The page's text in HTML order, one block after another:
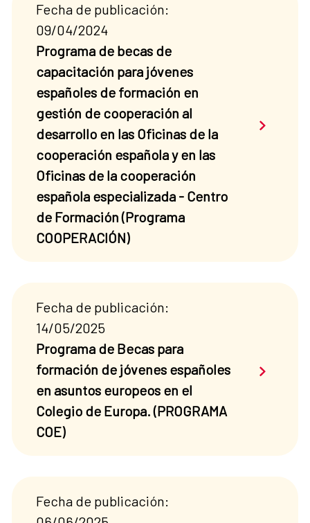
Fecha de publicación:
09/04/2024
Programa de becas de
capacitación para jóvenes
españoles de formación en
gestión de cooperación al
desarrollo en las Oficinas de la
cooperación española y en las
Oficinas de la cooperación
española especializada - Centro
de Formación (Programa
COOPERACIÓN)
Saber
Fecha de publicación:
14/05/2025
Programa de Becas para
formación de jóvenes españoles
en asuntos europeos en el
Colegio de Europa. (PROGRAMA
COE)
Saber
Fecha de publicación: